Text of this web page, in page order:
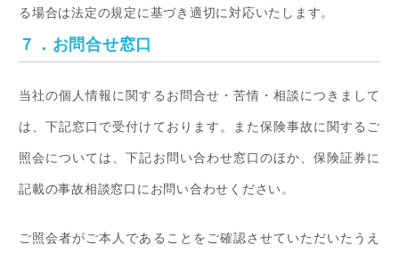
る場合は法定の規定に基づき適切に対応いたします。
７．お問合せ窓口
当社の個人情報に関するお問合せ・苦情・相談につきまして
は、下記窓口で受付けております。また保険事故に関するご
照会については、下記お問い合わせ窓口のほか、保険証券に
記載の事故相談窓口にお問い合わせください。
ご照会者がご本人であることをご確認させていただいたうえ